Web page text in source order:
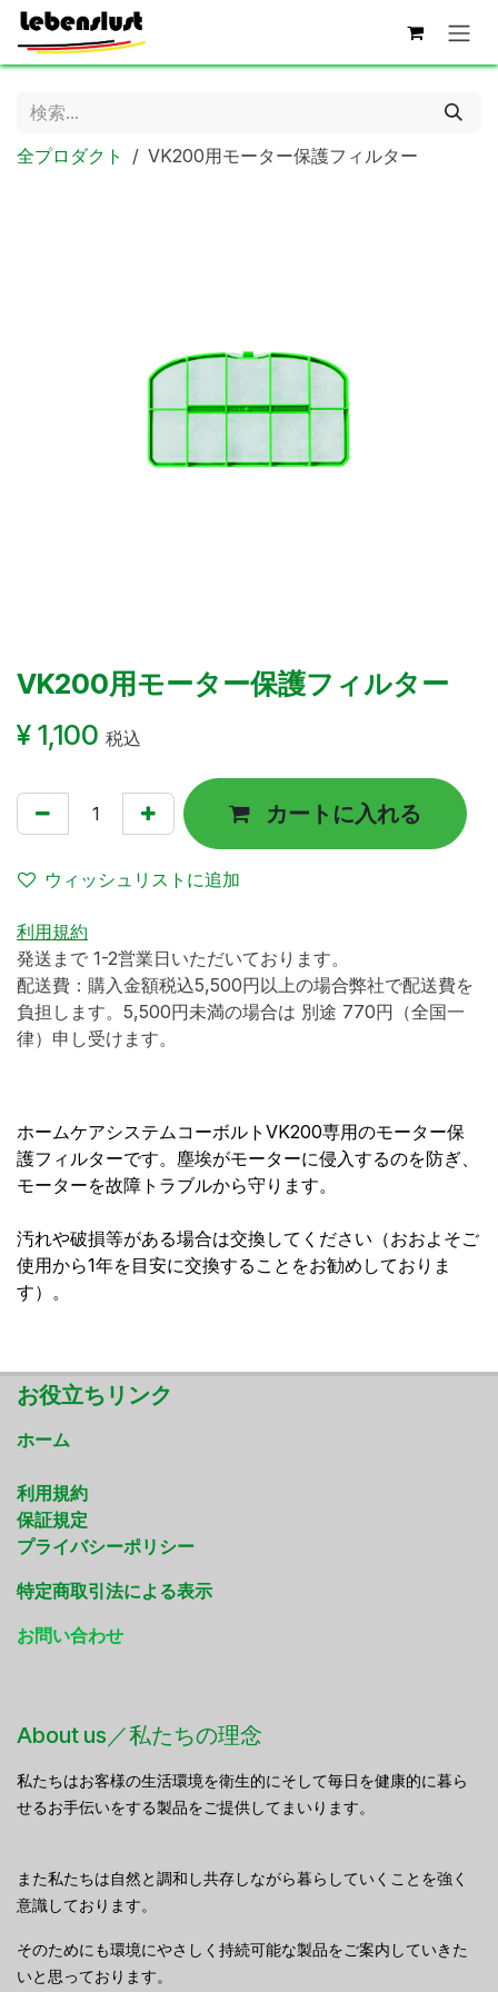
コンテンツへスキップ
全プロダクト VK200用モーター保護フィルター
VK200用モーター保護フィルター
¥ 1,100 税込
カートに入れる
ウィッシュリストに追加
利用規約
発送まで 1-2営業日いただいております。
配送費：購入金額税込5,500円以上の場合弊社で配送費を
負担します。5,500円未満の場合は 別途 770円（全国一
律）申し受けます。
ホームケアシステムコーボルトVK200専用のモーター保
護フィルターです。塵埃がモーターに侵入するのを防ぎ、
モーターを故障トラブルから守ります。
汚れや破損等がある場合は交換してください（おおよそご
使用から1年を目安に交換することをお勧めしておりま
す）。
お役立ちリンク
ホーム
利用規約
保証規定
プライバシーポリシー
特定商取引法による表示
お問い合わせ
About us／私たちの理念
私たちはお客様の生活環境を衛生的にそして毎日を健康的に暮ら
せるお手伝いをする製品をご提供してまいります。
また私たちは自然と調和し共存しながら暮らしていくことを強く
意識しております。
そのためにも環境にやさしく持続可能な製品をご案内していきた
いと思っております。